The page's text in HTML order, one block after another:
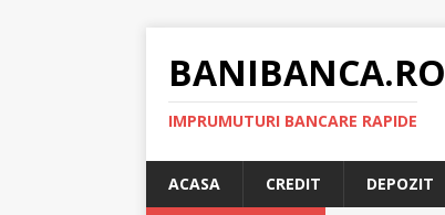
BANIBANCA.RO
IMPRUMUTURI BANCARE RAPIDE
ACASA CREDIT DEPOZIT